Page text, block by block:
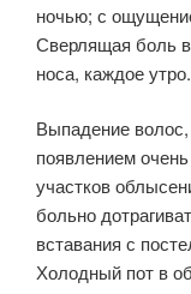
ночью; с
Сверлящая боль в
носа, каждое утро.
Выпадение
появлением
участков
больно
вставания с
Холодный пот в